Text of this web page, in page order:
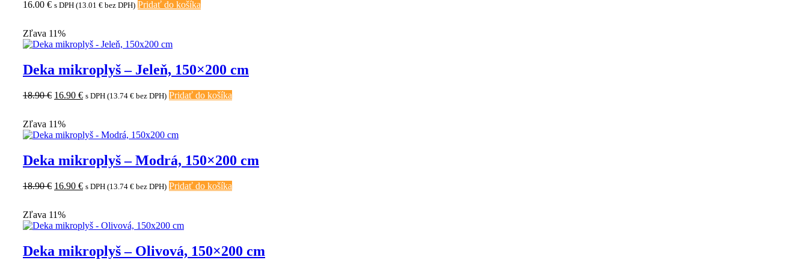
16.00 € s DPH (13.01 € bez DPH) Pridať do košíka
Zľava 11%
Deka mikroplyš – Jeleň, 150×200 cm
18.90€ Pôvodná
18.90 €.
16.90 €Aktuálna
s DPH (13.74 € bez DPH) Pridať do košíka
Zľava 11%
Deka mikroplyš – Modrá, 150×200 cm
18.90€ Pôvodná
18.90 €.
16.90 €Aktuálna
s DPH (13.74 € bez DPH) Pridať do košíka
Zľava 11%
Deka mikroplyš – Olivová, 150×200 cm